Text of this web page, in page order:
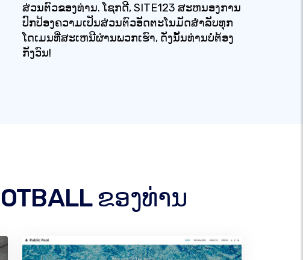
ສ່ວນຕົວຂອງທ່ານ. ໂຊກດີ, SITE123 ສະຫນອງການ
ປົກປ້ອງຄວາມເປັນສ່ວນຕົວອັດຕະໂນມັດສໍາລັບທຸກ
ໂດເມນທີ່ສະເຫນີຜ່ານພວກເຮົາ, ດັ່ງນັ້ນທ່ານບໍ່ຕ້ອງ
ກັງວົນ!
ຂອງທ່ານ